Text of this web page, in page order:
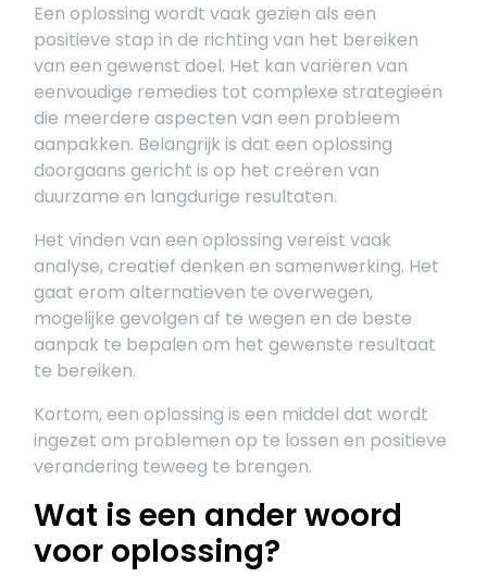
Een oplossing wordt vaak gezien als een
positieve stap in de richting van het bereiken
van een gewenst doel. Het kan variëren van
eenvoudige remedies tot complexe strategieën
die meerdere aspecten van een probleem
aanpakken. Belangrijk is dat een oplossing
doorgaans gericht is op het creëren van
duurzame en langdurige resultaten.
Het vinden van een oplossing vereist vaak
analyse, creatief denken en samenwerking. Het
gaat erom alternatieven te overwegen,
mogelijke gevolgen af te wegen en de beste
aanpak te bepalen om het gewenste resultaat
te bereiken.
Kortom, een oplossing is een middel dat wordt
ingezet om problemen op te lossen en positieve
verandering teweeg te brengen.
Wat is een ander woord
voor oplossing?